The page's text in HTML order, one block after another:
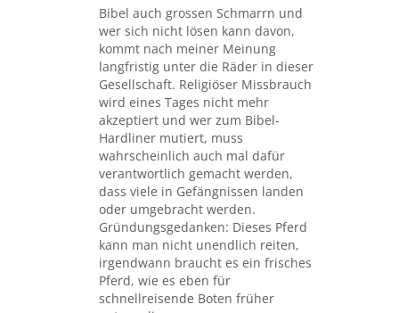
Bibel auch grossen Schmarrn und
wer sich nicht lösen kann davon,
kommt nach meiner Meinung
langfristig unter die Räder in dieser
Gesellschaft. Religiöser Missbrauch
wird eines Tages nicht mehr
akzeptiert und wer zum Bibel-
Hardliner mutiert, muss
wahrscheinlich auch mal dafür
verantwortlich gemacht werden,
dass viele in Gefängnissen landen
oder umgebracht werden.
Gründungsgedanken: Dieses Pferd
kann man nicht unendlich reiten,
irgendwann braucht es ein frisches
Pferd, wie es eben für
schnellreisende Boten früher